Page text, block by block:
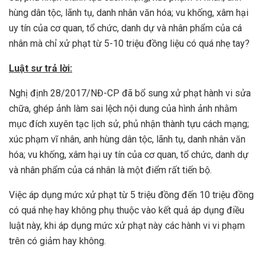
hùng dân tộc, lãnh tụ, danh nhân văn hóa; vu khống, xâm hại
uy tín của cơ quan, tổ chức, danh dự và nhân phẩm của cá
nhân mà chỉ xử phạt từ 5-10 triệu đồng liệu có quá nhẹ tay?
Luật sư trả lời:
Nghị định 28/2017/NĐ-CP đã bổ sung xử phạt hành vi sửa
chữa, ghép ảnh làm sai lệch nội dung của hình ảnh nhằm
mục đích xuyên tạc lịch sử, phủ nhận thành tựu cách mạng;
xúc phạm vĩ nhân, anh hùng dân tộc, lãnh tụ, danh nhân văn
hóa; vu khống, xâm hại uy tín của cơ quan, tổ chức, danh dự
và nhân phẩm của cá nhân là một điểm rất tiến bộ.
Việc áp dụng mức xử phạt từ 5 triệu đồng đến 10 triệu đồng
có quá nhẹ hay không phụ thuộc vào kết quả áp dụng điều
luật này, khi áp dụng mức xử phạt này các hành vi vi phạm
trên có giảm hay không.